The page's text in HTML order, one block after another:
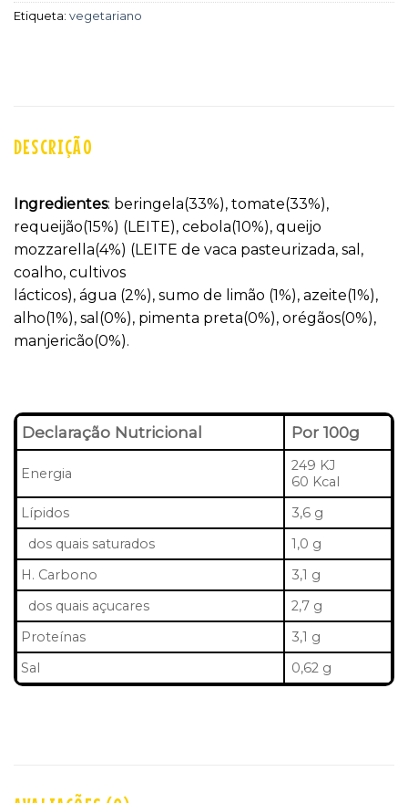
Etiqueta: vegetariano
DESCRIÇÃO
Ingredientes: beringela(33%), tomate(33%),
requeijão(15%) (LEITE), cebola(10%), queijo
mozzarella(4%) (LEITE de vaca pasteurizada, sal,
coalho, cultivos
lácticos), água (2%), sumo de limão (1%), azeite(1%),
alho(1%), sal(0%), pimenta preta(0%), orégãos(0%),
manjericão(0%).
Declaração Nutricional Por 100g
Energia
249 KJ
60 Kcal
Lípidos
3,6 g
dos quais saturados
1,0 g
H. Carbono
3,1 g
dos quais açucares
2,7 g
Proteínas
3,1 g
Sal
0,62 g